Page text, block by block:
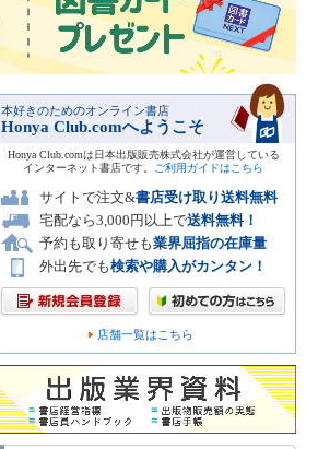
本好きのためのオンライン書店
Honya Club.comへようこそ
Honya Club.comは日本出版販売株式会社が運営している
インターネット書店です。
ご利用ガイドはこちら
サイトで注文&書店受け取り送料無料
宅配なら3,000円以上で送料無料！
予約も取り寄せも業界屈指の在庫量
外出先でも検索や購入がカンタン！
店舗一覧はこちら